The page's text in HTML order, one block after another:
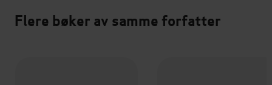
Flere bøker av samme forfatter